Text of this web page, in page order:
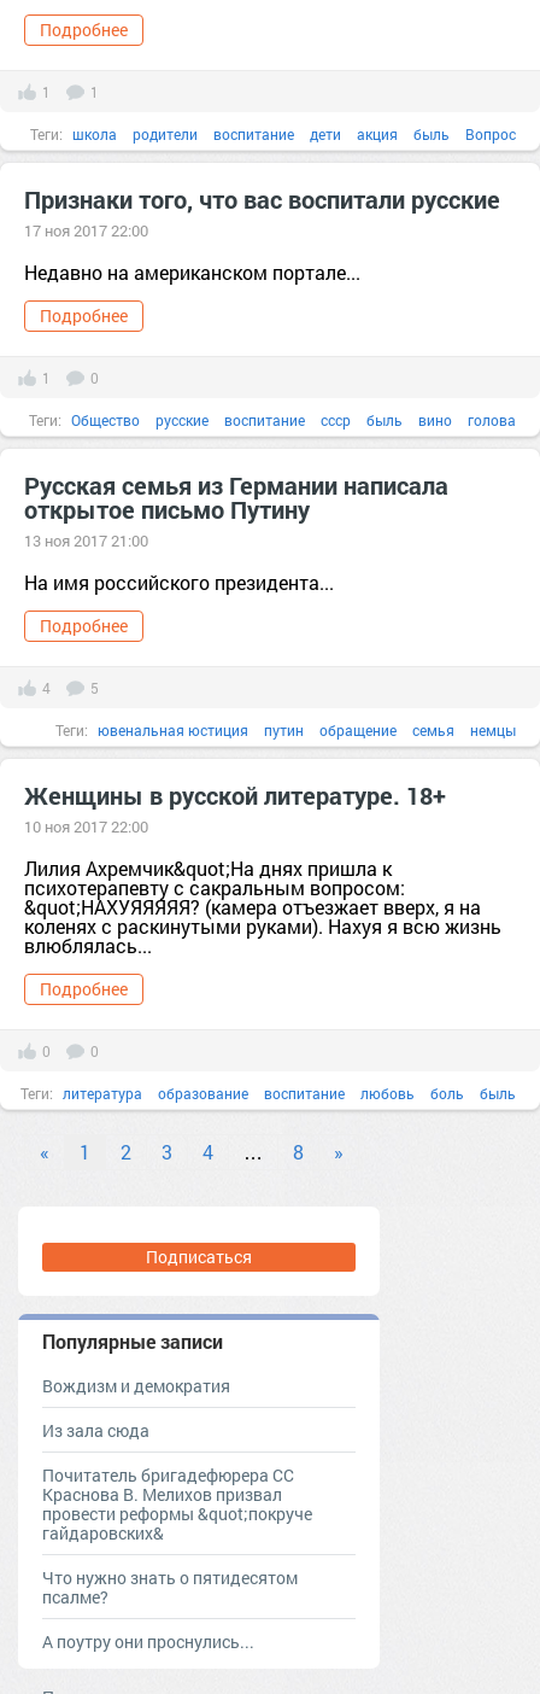
Подробнее
1 1
Теги: школа родители воспитание дети акция быль Вопрос
Признаки того, что вас воспитали русские
17 ноя 2017 22:00
Недавно на американском портале...
Подробнее
1 0
Теги: Общество русские воспитание ссср быль вино голова
Русская семья из Германии написала
открытое письмо Путину
13 ноя 2017 21:00
На имя российского президента...
Подробнее
4 5
Теги: ювенальная юстиция путин обращение семья немцы
Женщины в русской литературе. 18+
10 ноя 2017 22:00
Лилия Ахремчик&quot;На днях пришла к
психотерапевту с сакральным вопросом:
&quot;НАХУЯЯЯЯЯ? (камера отъезжает вверх, я на
коленях с раскинутыми руками). Нахуя я всю жизнь
влюблялась...
Подробнее
0 0
Теги: литература образование воспитание любовь боль быль
« 1 2 3 4 … 8 »
Подписаться
Популярные записи
Вождизм и демократия
Из зала сюда
Почитатель бригадефюрера СС
Краснова В. Мелихов призвал
провести реформы &quot;покруче
гайдаровских&
Что нужно знать о пятидесятом
псалме?
А поутру они проснулись...